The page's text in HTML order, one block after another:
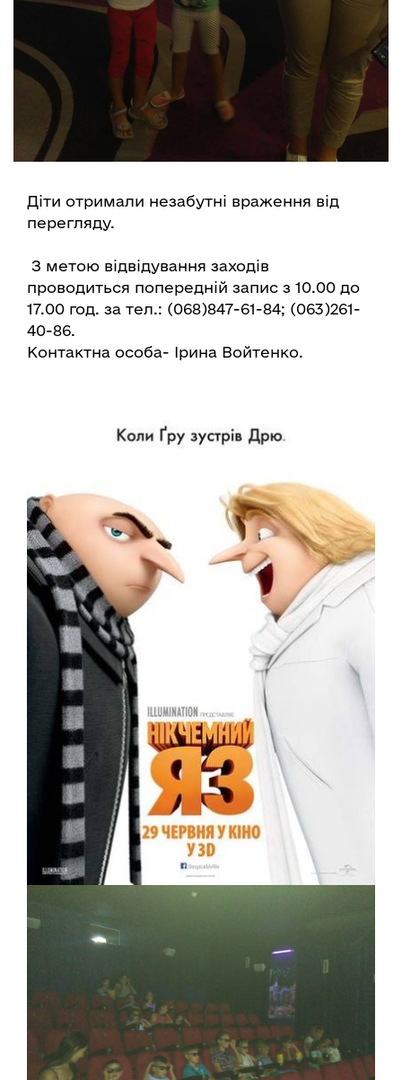
Діти отримали незабутні враження від
перегляду.
З метою відвідування заходів
проводиться попередній запис з 10.00 до
17.00 год. за тел.: (068)847-61-84; (063)261-
40-86.
Контактна особа- Ірина Войтенко.